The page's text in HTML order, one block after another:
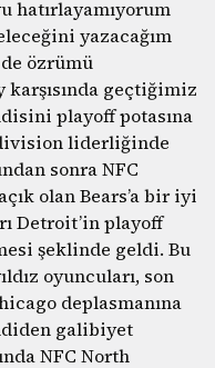
hatırlayamıyorum
yazacağım
özrümü
karşısında geçtiğimiz
playoff potasına
liderliğinde
sonra NFC
olan Bears’a bir iyi
Detroit’in playoff
şeklinde geldi. Bu
oyuncuları, son
deplasmanına
galibiyet
NFC North